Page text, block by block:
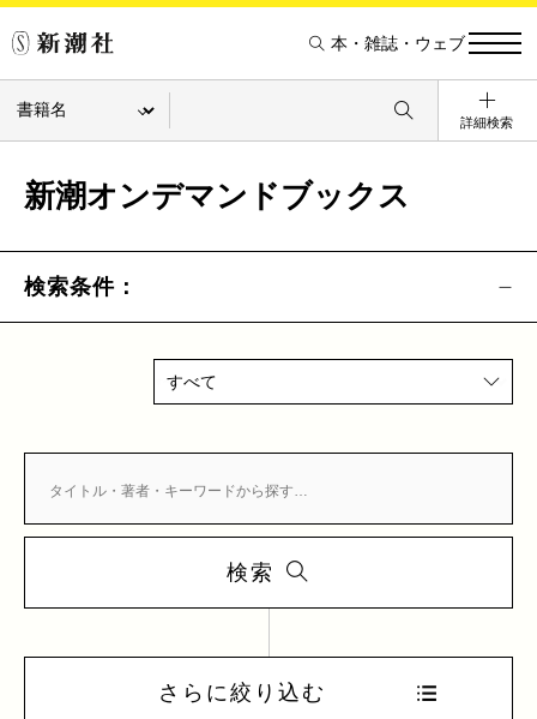
本・雑誌・ウェブ
詳細検索
新潮オンデマンドブックス
検索条件：
すべて
検索
さらに絞り込む